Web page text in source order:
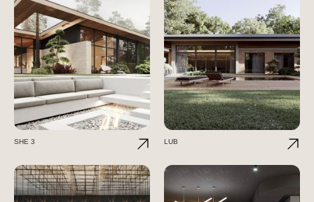
SHE 3 LUB